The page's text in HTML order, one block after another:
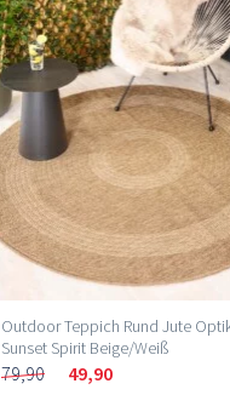
Outdoor Teppich Rund Jute
Sunset Spirit Beige/Weiß
79,90 49,90